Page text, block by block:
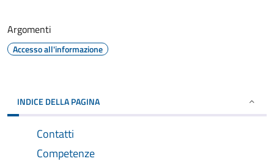
Argomenti
Accesso all'informazione
INDICE DELLA PAGINA
Contatti
Competenze